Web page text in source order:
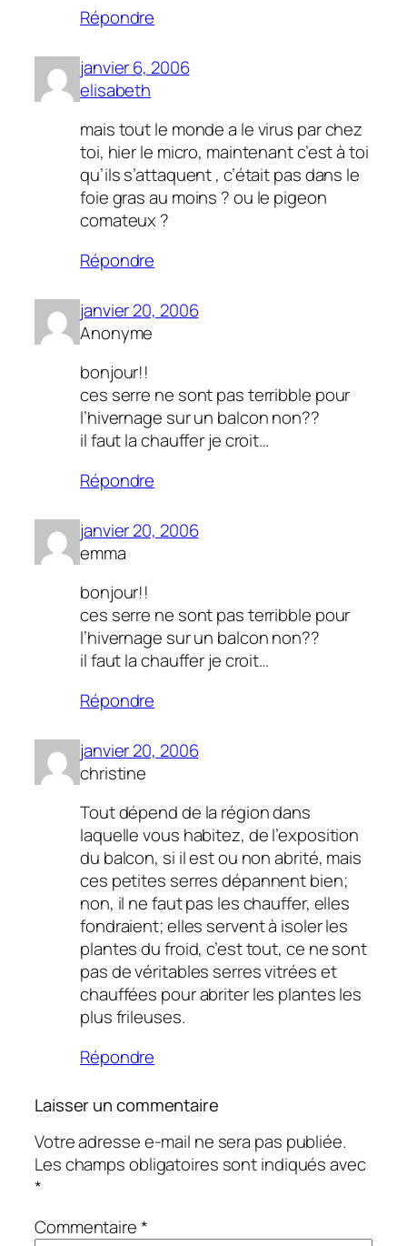
Répondre
janvier 6, 2006
elisabeth
mais tout le monde a le virus par chez
toi, hier le micro, maintenant c’est à toi
qu’ils s’attaquent , c’était pas dans le
foie gras au moins ? ou le pigeon
comateux ?
Répondre
janvier 20, 2006
Anonyme
bonjour!!
ces serre ne sont pas terribble pour
l’hivernage sur un balcon non??
il faut la chauffer je croit…
Répondre
janvier 20, 2006
emma
bonjour!!
ces serre ne sont pas terribble pour
l’hivernage sur un balcon non??
il faut la chauffer je croit…
Répondre
janvier 20, 2006
christine
Tout dépend de la région dans
laquelle vous habitez, de l’exposition
du balcon, si il est ou non abrité, mais
ces petites serres dépannent bien;
non, il ne faut pas les chauffer, elles
fondraient; elles servent à isoler les
plantes du froid, c’est tout, ce ne sont
pas de véritables serres vitrées et
chauffées pour abriter les plantes les
plus frileuses.
Répondre
Laisser un commentaire
Votre adresse e-mail ne sera pas publiée.
Les champs obligatoires sont indiqués avec
*
Commentaire*